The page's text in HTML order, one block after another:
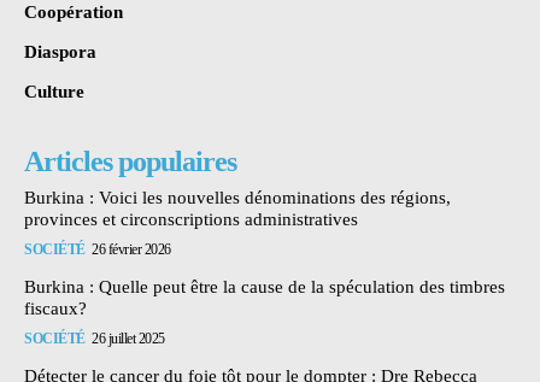
Coopération
Diaspora
Culture
Articles populaires
Burkina : Voici les nouvelles dénominations des régions,
provinces et circonscriptions administratives
SOCIÉTÉ 26 février 2026
Burkina : Quelle peut être la cause de la spéculation des timbres
fiscaux?
SOCIÉTÉ 26 juillet 2025
Détecter le cancer du foie tôt pour le dompter : Dre Rebecca